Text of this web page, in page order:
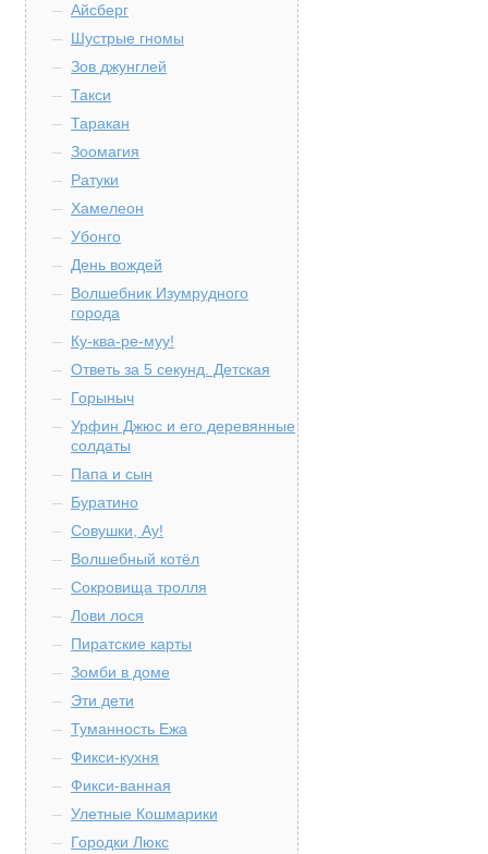
Айсберг
Шустрые гномы
Зов джунглей
Такси
Таракан
Зоомагия
Ратуки
Хамелеон
Убонго
День вождей
Волшебник Изумрудного
города
Ку-ква-ре-муу!
Ответь за 5 секунд. Детская
Горыныч
Урфин Джюс и его деревянные
солдаты
Папа и сын
Буратино
Совушки, Ау!
Волшебный котёл
Сокровища тролля
Лови лося
Пиратские карты
Зомби в доме
Эти дети
Туманность Ежа
Фикси-кухня
Фикси-ванная
Улетные Кошмарики
Городки Люкс